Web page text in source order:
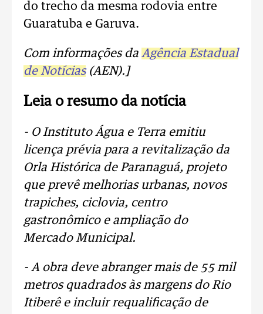
do trecho da mesma rodovia entre
Guaratuba e Garuva.
Com informações da Agência Estadual
de Notícias(AEN).]
Leia o resumo da notícia
- O Instituto Água e Terra emitiu
licença prévia para a revitalização da
Orla Histórica de Paranaguá, projeto
que prevê melhorias urbanas, novos
trapiches, ciclovia, centro
gastronômico e ampliação do
Mercado Municipal.
- A obra deve abranger mais de 55 mil
metros quadrados às margens do Rio
Itiberê e incluir requalificação de